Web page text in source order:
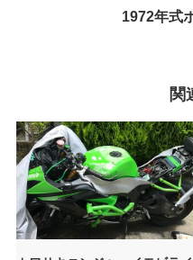
1972年式
関